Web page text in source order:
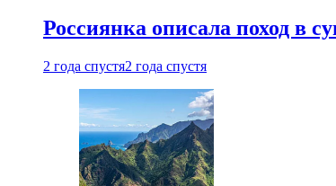
Россиянка описала поход в
2 года спустя2 года спустя